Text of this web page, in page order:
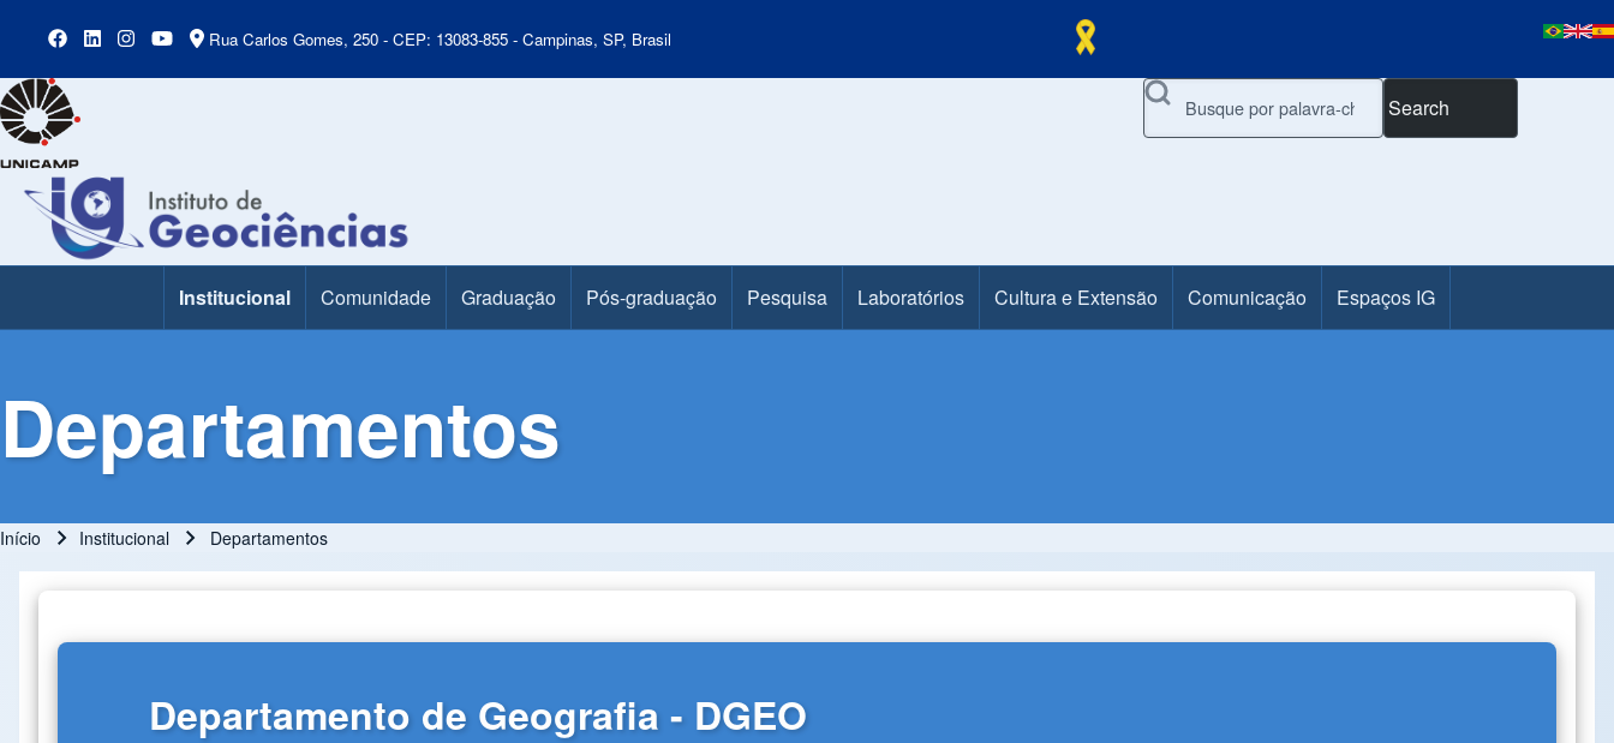
Rua Carlos Gomes, 250 - CEP: 13083-855 - Campinas, SP, Brasil
Search
Main MenuInstitucional Comunidade Graduação Pós-graduação Pesquisa Laboratórios Cultura e Extensão Comunicação Espaços IG
Departamentos
Trilha de navegação
Início Institucional Departamentos
Departamento de Geografia - DGEO